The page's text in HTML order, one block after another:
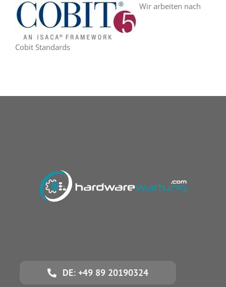
Wir arbeiten nach
Cobit Standards
DE: +49 89 20190324